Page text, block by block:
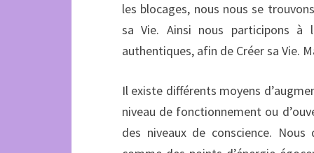
les blocages, nous nous se
sa Vie. Ainsi nous participons à
authentiques, afin de Créer sa Vie.
Il existe différents moyens
niveau de fonctionnement ou
des niveaux de conscience.